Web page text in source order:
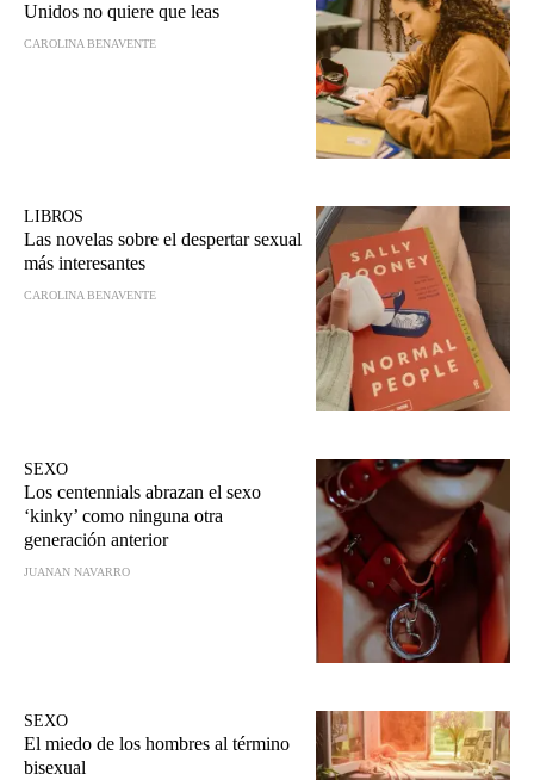
Unidos no quiere que leas
CAROLINA BENAVENTE
LIBROS
Las novelas sobre el despertar sexual
más interesantes
CAROLINA BENAVENTE
SEXO
Los centennials abrazan el sexo
‘kinky’ como ninguna otra
generación anterior
JUANAN NAVARRO
SEXO
El miedo de los hombres al término
bisexual